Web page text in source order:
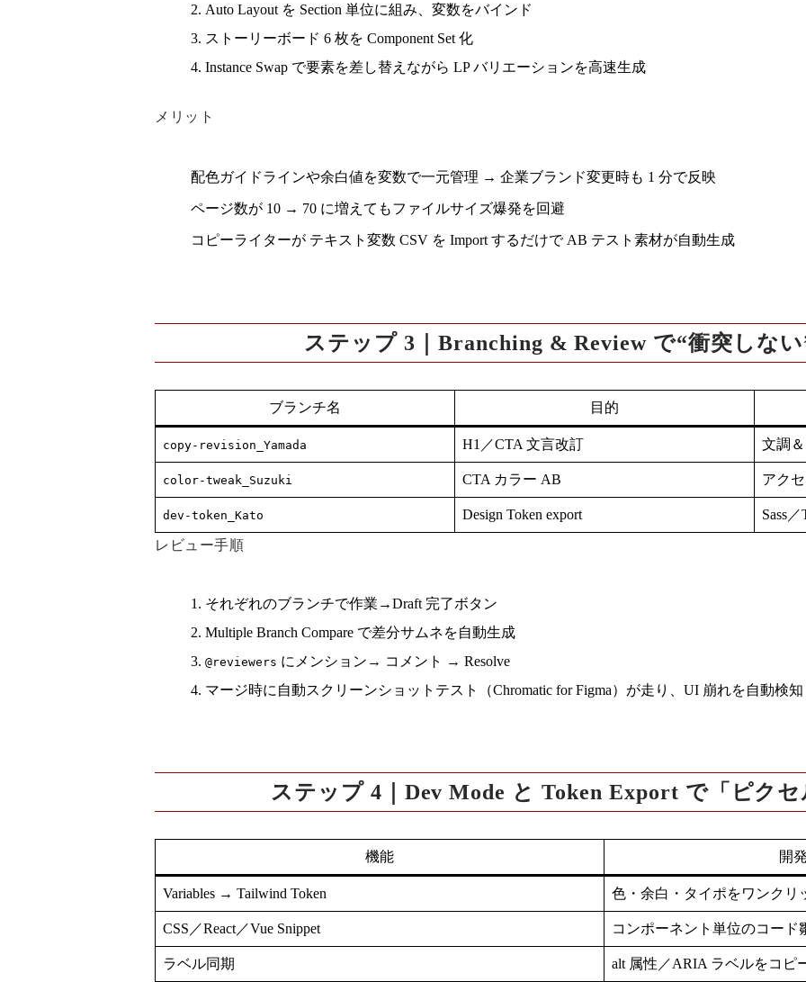
Auto Layout を Section 単位に組み、変数をバインド
ストーリーボード 6 枚を Component Set 化
Instance Swap で要素を差し替えながら LP バリエーションを高速生成
メリット
配色ガイドラインや余白値を変数で一元管理 → 企業ブランド変更時も 1 分で反映
ページ数が 10 → 70 に増えてもファイルサイズ爆発を回避
コピーライターが テキスト変数 CSV を Import するだけで AB テスト素材が自動生成
ステップ 3｜Branching & Review で“衝突しな
ブランチ名 目的
copy-revision_Yamada H1／CTA 文言改訂 文調
color-tweak_Suzuki CTA カラー AB アク
dev-token_Kato Design Token export
Sass
レビュー手順
それぞれのブランチで作業→Draft 完了ボタン
Multiple Branch Compare で差分サムネを自動生成
@reviewers にメンション→ コメント → Resolve
マージ時に自動スクリーンショットテスト
（Chromatic for Figma）が走り、UI 崩れを自動検知
ステップ 4｜Dev Mode と Token Export で「ピク
機能 開
Variables → Tailwind Token 色・余白・タイポをワンクリ
CSS／React／Vue Snippet コンポーネント単位のコード
ラベル同期 alt 属性／ARIA ラベルをコピ